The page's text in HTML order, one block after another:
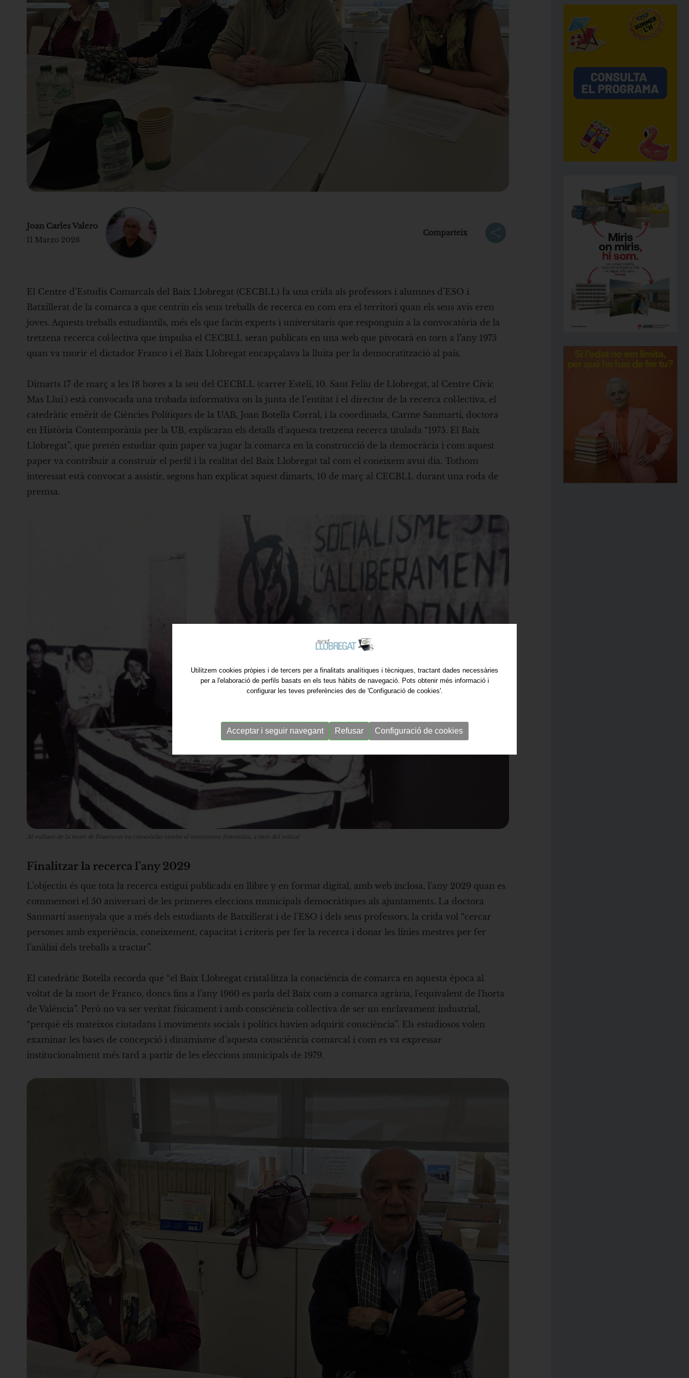
Joan Carles Valero
11 Marzo 2026
Comparteix
El Centre d’Estudis Comarcals del Baix Llobregat (CECBLL) fa una crida als professors i alumnes d’ESO i
Batxillerat de la comarca a que centrin els seus treballs de recerca en com era el territori quan els seus avis eren
joves. Aquests treballs estudiantils, més els que facin experts i universitaris que responguin a la convocatòria de la
tretzena recerca col·lectiva que impulsa el CECBLL seran publicats en una web que pivotarà en torn a l’any 1975
quan va morir el dictador Franco i el Baix Llobregat encapçalava la lluita per la democratització al país.
Dimarts 17 de març a les 18 hores a la seu del CECBLL (carrer Estelí, 10. Sant Feliu de Llobregat, al Centre Cívic
Mas Lluí.) està convocada una trobada informativa on la junta de l’entitat i el director de la recerca col·lectiva, el
catedràtic emèrit de Ciències Polítiques de la UAB, Joan Botella Corral, i la coordinada, Carme Sanmartí, doctora
en Història Contemporània per la UB, explicaran els detalls d’aquesta tretzena recerca titulada “1975. El Baix
Llobregat”, que pretén estudiar quin paper va jugar la comarca en la construcció de la democràcia i com aquest
paper va contribuir a construir el perfil i la realitat del Baix Llobregat tal com el coneixem avui dia. Tothom
interessat està convocat a assistir, segons han explicat aquest dimarts, 10 de març al CECBLL durant una roda de
premsa.
Al voltant de la mort de Franco es va consolidar també el moviment feminista, a més del veïnal
Finalitzar la recerca l’any 2029
L’objectiu és que tota la recerca estigui publicada en llibre y en format digital, amb web inclosa, l’any 2029 quan es
commemori el 50 aniversari de les primeres eleccions municipals democràtiques als ajuntaments. La doctora
Sanmartí assenyala que a més dels estudiants de Batxillerat i de l’ESO i dels seus professors, la crida vol “cercar
persones amb experiència, coneixement, capacitat i criteris per fer la recerca i donar les línies mestres per fer
l’anàlisi dels treballs a tractar”.
El catedràtic Botella recorda que “el Baix Llobregat cristal·litza la consciència de comarca en aquesta època al
voltat de la mort de Franco, doncs fins a l’any 1960 es parla del Baix com a comarca agrària, l'equivalent de l'horta
de València”. Però no va ser veritat físicament i amb consciència col·lectiva de ser un enclavament industrial,
“perquè els mateixos ciutadans i moviments socials i polítics havien adquirit consciència”. Els estudiosos volen
examinar les bases de concepció i dinamisme d’aquesta consciència comarcal i com es va expressar
institucionalment més tard a partir de les eleccions municipals de 1979.
Utilitzem cookies pròpies i de tercers per a finalitats analítiques i tècniques, tractant dades necessàries
per a l'elaboració de perfils basats en els teus hàbits de navegació. Pots obtenir més informació i
configurar les teves preferències des de 'Configuració de cookies'.
Acceptar i seguir navegant Refusar Configuració de cookies